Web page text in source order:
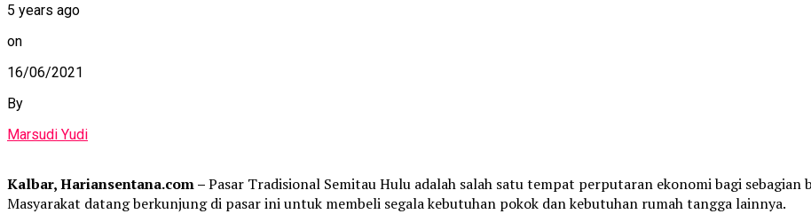
5 years ago
on
16/06/2021
By
Marsudi Yudi
Kalbar, Hariansentana.com –Pasar Tradisional Semitau Hulu adalah salah satu tempat perputaran ekonomi bagi sebagian
Masyarakat datang berkunjung di pasar ini untuk membeli segala kebutuhan pokok dan kebutuhan rumah tangga lainnya.